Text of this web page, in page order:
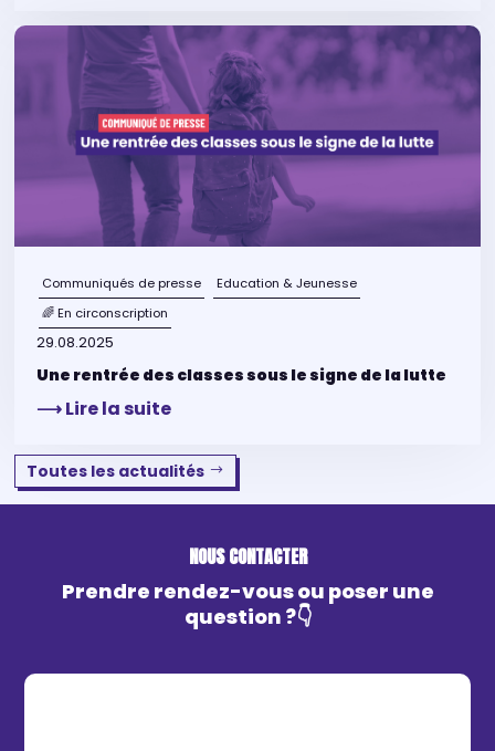
Communiqués de presse
Education & Jeunesse
🌈 En circonscription
29.08.2025
Une rentrée des classes sous le signe de la lutte
⟶ Lire la suite
Toutes les actualités
NOUS CONTACTER
Prendre rendez-vous ou poser une
question ?👇